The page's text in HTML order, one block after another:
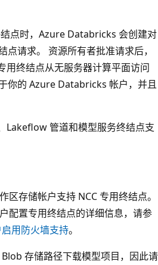
点时，Azure Databricks 会创建对
请求。 资源所有者批准请求后，
终结点从无服务器计算平面访问
你的 Azure Databricks 帐户，并且
Lakeflow 管道和模型服务终结点支
区存储帐户支持 NCC 专用终结点。
配置专用终结点的详细信息，请参
用防火墙支持。
存储路径下载模型项目，因此请